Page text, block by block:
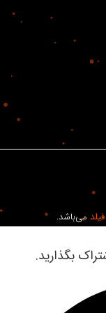
می‌باشد.
بگذارید.